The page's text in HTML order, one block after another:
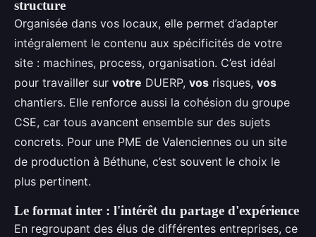
structure
Organisée dans vos locaux, elle permet d’adapter
intégralement le contenu aux spécificités de votre
site : machines, process, organisation. C’est idéal
pour travailler sur votre DUERP, vos risques, vos
chantiers. Elle renforce aussi la cohésion du groupe
CSE, car tous avancent ensemble sur des sujets
concrets. Pour une PME de Valenciennes ou un site
de production à Béthune, c’est souvent le choix le
plus pertinent.
Le format inter : l'intérêt du partage d'expérience
En regroupant des élus de différentes entreprises, ce